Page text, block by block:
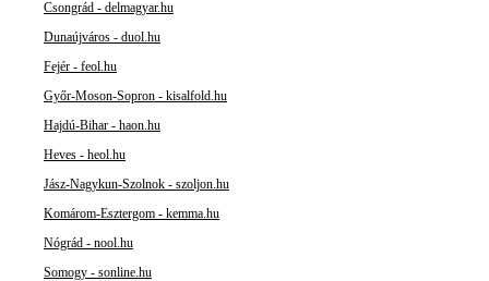
Csongrád - delmagyar.hu
Dunaújváros - duol.hu
Fejér - feol.hu
Győr-Moson-Sopron - kisalfold.hu
Hajdú-Bihar - haon.hu
Heves - heol.hu
Jász-Nagykun-Szolnok - szoljon.hu
Komárom-Esztergom - kemma.hu
Nógrád - nool.hu
Somogy - sonline.hu